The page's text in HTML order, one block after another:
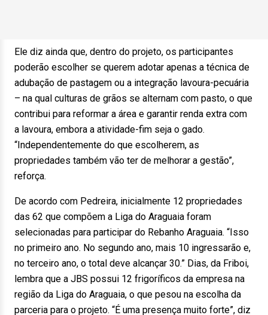
Ele diz ainda que, dentro do projeto, os participantes
poderão escolher se querem adotar apenas a técnica de
adubação de pastagem ou a integração lavoura-pecuária
– na qual culturas de grãos se alternam com pasto, o que
contribui para reformar a área e garantir renda extra com
a lavoura, embora a atividade-fim seja o gado.
“Independentemente do que escolherem, as
propriedades também vão ter de melhorar a gestão”,
reforça.
De acordo com Pedreira, inicialmente 12 propriedades
das 62 que compõem a Liga do Araguaia foram
selecionadas para participar do Rebanho Araguaia. “Isso
no primeiro ano. No segundo ano, mais 10 ingressarão e,
no terceiro ano, o total deve alcançar 30.” Dias, da Friboi,
lembra que a JBS possui 12 frigoríficos da empresa na
região da Liga do Araguaia, o que pesou na escolha da
parceria para o projeto. “É uma presença muito forte”, diz